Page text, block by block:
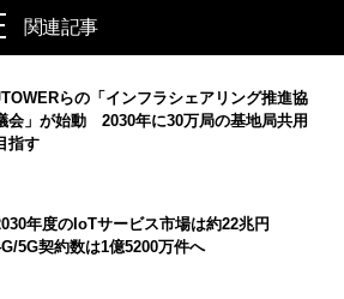
関連記事
らの「インフラシェアリング推進協
会」が始動 2030年に30万局の基地局共用
指す
年度のIoTサービス市場は約22兆円
5G契約数は1億5200万件へ